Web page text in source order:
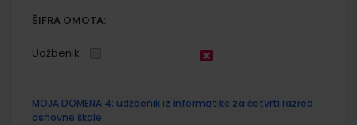
ŠIFRA OMOTA:
Udžbenik
MOJA DOMENA 4; udžbenik iz informatike za četvrti razred
osnovne škole